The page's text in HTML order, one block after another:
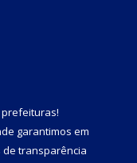
!
garantimos em
de transparência